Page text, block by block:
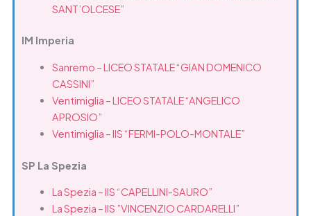
SANT’OLCESE”
IM Imperia
Sanremo – LICEO STATALE “GIAN DOMENICO
CASSINI”
Ventimiglia – LICEO STATALE “ANGELICO
APROSIO”
Ventimiglia – IIS “FERMI-POLO-MONTALE”
SP La Spezia
La Spezia – IIS “CAPELLINI-SAURO”
La Spezia – IIS ”VINCENZIO CARDARELLI”